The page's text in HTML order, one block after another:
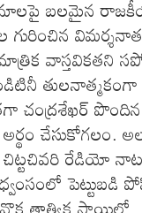
బలమైన
వాస్తవికతని
చంద్రశేఖర్ పొందిన
చేసుకోగలం.
చిట్టచివరి రేడియో
పెట్టుబడి